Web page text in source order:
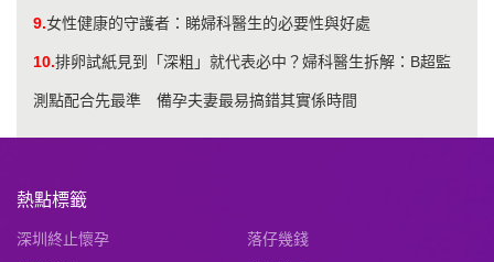
9.女性健康的守護者：睇婦科醫生的必要性與好處
10.排卵試紙見到「深粗」就代表必中？婦科醫生拆解：B超監
測點配合先最準 備孕夫妻最易搞錯其實係時間
熱點標籤
深圳終止懷孕
落仔幾錢